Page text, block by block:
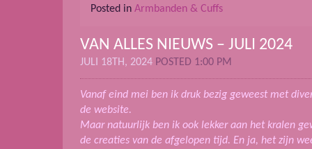
Posted in Armbanden & Cuffs
VAN ALLES NIEUWS – JULI 2024
JULI 18TH, 2024 POSTED 1:00 PM
Vanaf eind mei ben ik druk bezig geweest met
de website.
Maar natuurlijk ben ik ook lekker aan het kralen
de creaties van de afgelopen tijd. En ja, het zijn